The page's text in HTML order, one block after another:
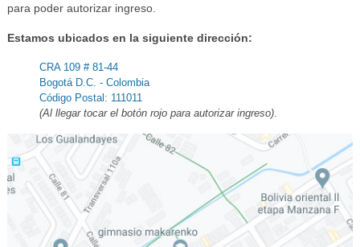
para poder autorizar ingreso.
Estamos ubicados en la siguiente dirección:
CRA 109 # 81-44
Bogotá D.C. - Colombia
Código Postal: 111011
(Al llegar tocar el botón rojo para autorizar ingreso).